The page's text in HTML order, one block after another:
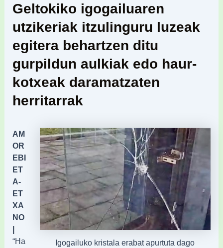
Geltokiko igogailuaren
utzikeriak itzulinguru luzeak
egitera behartzen ditu
gurpildun aulkiak edo haur-
kotxeak daramatzaten
herritarrak
Igogailuko kristala erabat apurtuta dago
AM
OR
EBI
ET
A-
ET
XA
NO
|
“Ha